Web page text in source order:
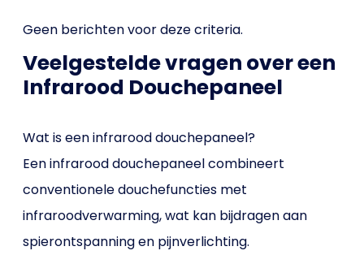
Geen berichten voor deze criteria.
Veelgestelde vragen over een
Infrarood Douchepaneel
Wat is een infrarood douchepaneel?
Een infrarood douchepaneel combineert
conventionele douchefuncties met
infraroodverwarming, wat kan bijdragen aan
spierontspanning en pijnverlichting.